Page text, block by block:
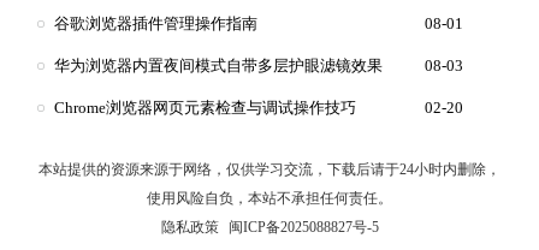
谷歌浏览器插件管理操作指南 08-01
华为浏览器内置夜间模式自带多层护眼滤镜效果 08-03
Chrome浏览器网页元素检查与调试操作技巧 02-20
本站提供的资源来源于网络，仅供学习交流，下载后请于24小时内删除，
使用风险自负，本站不承担任何责任。
隐私政策
闽ICP备2025088827号-5